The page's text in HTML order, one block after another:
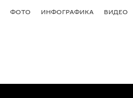
ФОТО ИНФОГРАФИКА ВИДЕО